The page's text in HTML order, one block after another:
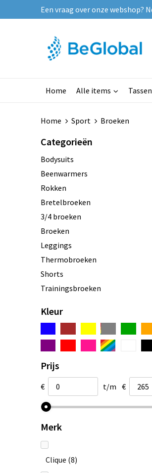
Een vraag over onze webshop?
Home Alle items Tassen
Home Sport Broeken
Categorieën
Bodysuits
Beenwarmers
Rokken
Bretelbroeken
3/4 broeken
Broeken
Leggings
Thermobroeken
Shorts
Trainingsbroeken
Kleur
Prijs
€ t/m €
Merk
Clique (8)